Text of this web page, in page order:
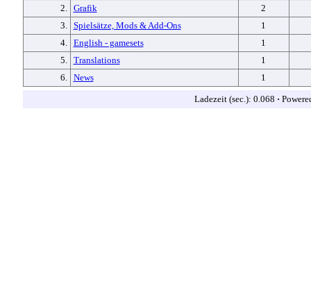
2.
Grafik
2
3.
Spielsätze, Mods & Add-Ons
1
4.
English - gamesets
1
5.
Translations
1
6.
News 1
Ladezeit (sec.): 0.068 ·